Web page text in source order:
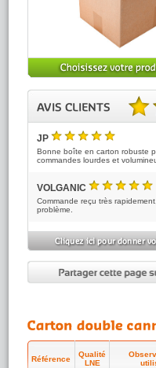
5.00
JP
5
Bonne boîte en carton robuste
commandes lourdes et
VOLGANIC
5 /5
Commande reçu très
problème.
Référence
Qualité
LNE